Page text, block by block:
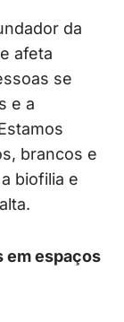
da
afeta
se
e a
brancos e
biofilia e
em espaços